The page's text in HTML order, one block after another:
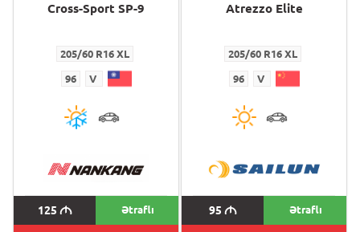
Cross-Sport SP-9
205/60 R16 XL
96 V
125 M Ətraflı
Atrezzo Elite
205/60 R16 XL
96 V
95 M Ətraflı